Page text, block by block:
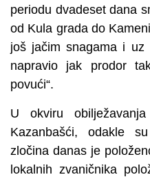
periodu dvadeset dana
od Kula grada do
još jačim snagama i uz
napravio jak prodor
povući“.
U okviru
Kazanbašći, odakle
zločina danas je
lokalnih zvaničnika